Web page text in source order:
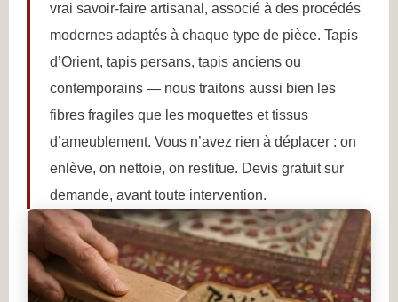
vrai savoir-faire artisanal, associé à des procédés
modernes adaptés à chaque type de pièce. Tapis
d’Orient, tapis persans, tapis anciens ou
contemporains — nous traitons aussi bien les
fibres fragiles que les moquettes et tissus
d’ameublement. Vous n’avez rien à déplacer : on
enlève, on nettoie, on restitue. Devis gratuit sur
demande, avant toute intervention.